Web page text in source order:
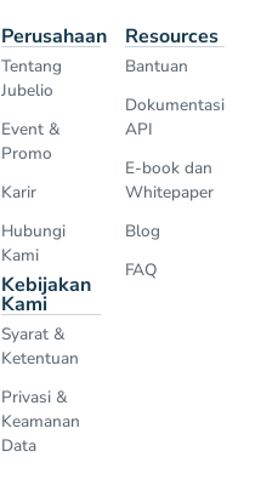
Perusahaan
Tentang
Jubelio
Event &
Promo
Karir
Hubungi
Kami
Kebijakan
Kami
Syarat &
Ketentuan
Privasi &
Keamanan
Data
Resources
Bantuan
Dokumentasi
API
E-book dan
Whitepaper
Blog
FAQ